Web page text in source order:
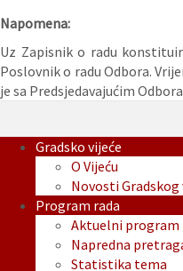
Napomena:
Uz Zapisnik o radu
Poslovnik o radu Odbora.
je sa Predsjedavajućim
Gradsko vijeće
O Vijeću
Novosti Gradskog
Program rada
Aktuelni program
Napredna
Statistika tema